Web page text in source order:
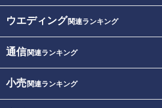
ウエディング関連ランキング
通信関連ランキング
小売関連ランキング